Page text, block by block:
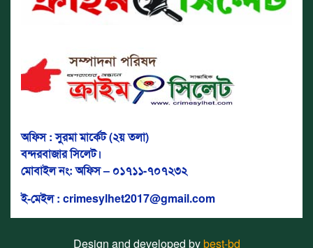
অফিস : সুরমা মার্কেট (২য় তলা)
বন্দরবাজার সিলেট।
মোবাইল নং: অফিস – ০১৭১১-৭০৭২৩২
ই-মেইল : crimesylhet2017@gmail.com
Design and developed bybest-bd